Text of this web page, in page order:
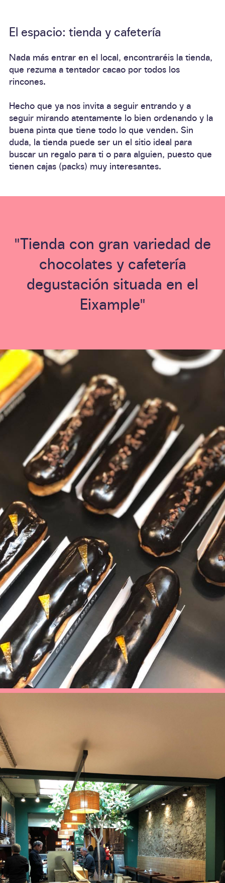
El espacio: tienda y cafetería
Nada más entrar en el local, encontraréis la tienda,
que rezuma a tentador cacao por todos los
rincones.
Hecho que ya nos invita a seguir entrando y a
seguir mirando atentamente lo bien ordenando y la
buena pinta que tiene todo lo que venden. Sin
duda, la tienda puede ser un el sitio ideal para
buscar un regalo para ti o para alguien, puesto que
tienen cajas (packs) muy interesantes.
"Tienda con gran variedad de
chocolates y cafetería
degustación situada en el
Eixample"